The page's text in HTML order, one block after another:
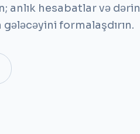
anlık hesabatlar və dərin
formalaşdırın.